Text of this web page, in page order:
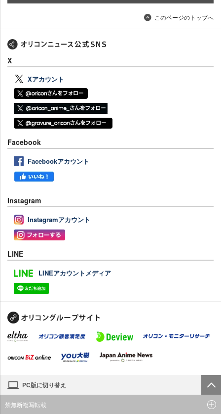
このページのトップへ
X
Xアカウント
Facebook
Facebookアカウント
Instagram
Instagramアカウント
LINE
LINEアカウントメディア
PC版に切り替え
禁無断複写転載